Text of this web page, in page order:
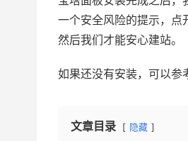
一个安全风险的提示，点
然后我们才能安心建站。
如果还没有安装，可以参
文章目录 隐藏